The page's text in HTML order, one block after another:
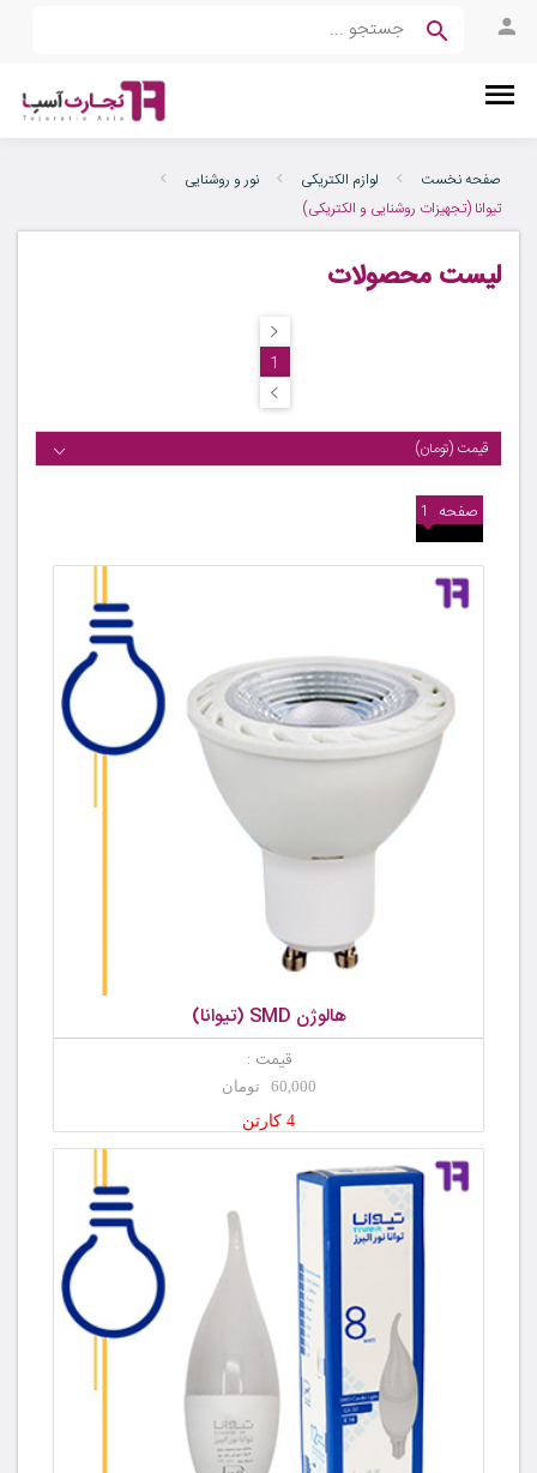
صفحه نخست لوازم الکتریکی
نور و روشنایی
تیوانا (تجهیزات روشنایی و الکتریکی)
لیست محصولات
1
قیمت (تومان)
صفحه 1
هالوژن SMD (تیوانا)
قیمت :
60,000 تومان
4 کارتن